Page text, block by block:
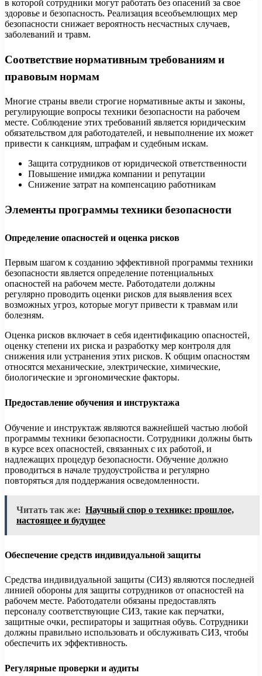
в которой сотрудники могут работать без опасений за свое
здоровье и безопасность. Реализация всеобъемлющих мер
безопасности снижает вероятность несчастных случаев,
заболеваний и травм.
Соответствие нормативным требованиям и
правовым нормам
Многие страны ввели строгие нормативные акты и законы,
регулирующие вопросы техники безопасности на рабочем
месте. Соблюдение этих требований является юридическим
обязательством для работодателей, и невыполнение их может
привести к санкциям, штрафам и судебным искам.
Защита сотрудников от юридической ответственности
Повышение имиджа компании и репутации
Снижение затрат на компенсацию работникам
Элементы программы техники безопасности
Определение опасностей и оценка рисков
Первым шагом к созданию эффективной программы техники
безопасности является определение потенциальных
опасностей на рабочем месте. Работодатели должны
регулярно проводить оценки рисков для выявления всех
возможных угроз, которые могут привести к травмам или
болезням.
Оценка рисков включает в себя идентификацию опасностей,
оценку степени их риска и разработку мер контроля для
снижения или устранения этих рисков. К общим опасностям
относятся механические, электрические, химические,
биологические и эргономические факторы.
Предоставление обучения и инструктажа
Обучение и инструктаж являются важнейшей частью любой
программы техники безопасности. Сотрудники должны быть
в курсе всех опасностей, связанных с их работой, и
надлежащих процедур безопасности. Обучение должно
проводиться в начале трудоустройства и регулярно
повторяться для поддержания осведомленности.
Читать так же: Научный спор о технике: прошлое,
настоящее и будущее
Обеспечение средств индивидуальной защиты
Средства индивидуальной защиты (СИЗ) являются последней
линией обороны для защиты сотрудников от опасностей на
рабочем месте. Работодатели обязаны предоставлять
персоналу соответствующие СИЗ, такие как перчатки,
защитные очки, респираторы и защитная обувь. Сотрудники
должны правильно использовать и обслуживать СИЗ, чтобы
обеспечить их эффективность.
Регулярные проверки и аудиты